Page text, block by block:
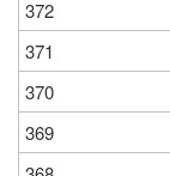
372
371
370
369